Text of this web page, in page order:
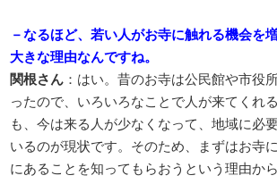
－なるほど、若い人がお寺に触れる機会を
大きな理由なんですね。
関根さん ：はい。昔のお寺は公民館や市役
ったので、いろいろなことで人が来てくれ
も、今は来る人が少なくなって、地域に必
いるのが現状です。そのため、まずはお寺
にあることを知ってもらおうという理由か